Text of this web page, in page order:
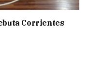
Corrientes